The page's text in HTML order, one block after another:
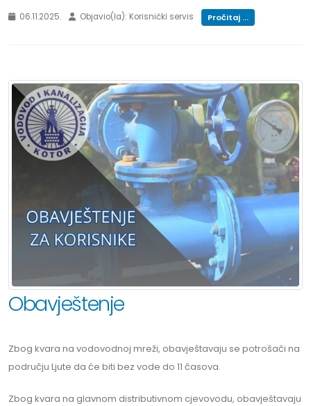
06.11.2025. Objavio(la): Korisnički servis Pročitaj ...
Obavještenje
Zbog kvara na vodovodnoj mreži, obavještavaju se potrošači na
području Ljute da će biti bez vode do 11 časova.
Zbog kvara na glavnom distributivnom cjevovodu, obavještavaju